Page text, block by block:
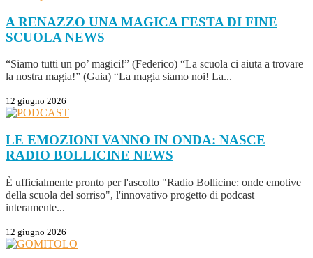
A RENAZZO UNA MAGICA FESTA DI FINE
SCUOLA NEWS
“Siamo tutti un po’ magici!” (Federico) “La scuola ci aiuta a trovare
la nostra magia!” (Gaia) “La magia siamo noi! La...
12 giugno 2026
LE EMOZIONI VANNO IN ONDA: NASCE
RADIO BOLLICINE NEWS
È ufficialmente pronto per l'ascolto "Radio Bollicine: onde emotive
della scuola del sorriso", l'innovativo progetto di podcast
interamente...
12 giugno 2026